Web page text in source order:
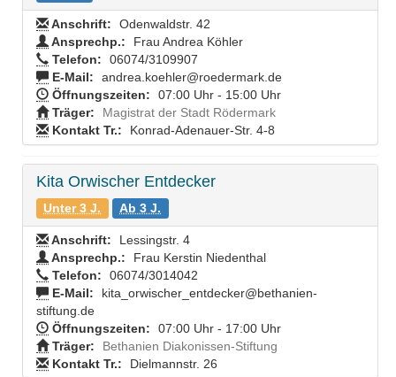
Anschrift:
Odenwaldstr. 42
Ansprechp.:
Frau Andrea Köhler
Telefon:
06074/3109907
E-Mail:
andrea.koehler@roedermark.de
Öffnungszeiten:
07:00 Uhr - 15:00 Uhr
Träger:
Magistrat der Stadt Rödermark
Kontakt Tr.:
Konrad-Adenauer-Str. 4-8
Kita Orwischer Entdecker
Unter 3 J. Ab 3 J.
Anschrift:
Lessingstr. 4
Ansprechp.:
Frau Kerstin Niedenthal
Telefon:
06074/3014042
E-Mail:
kita_orwischer_entdecker@bethanien-
stiftung.de
Öffnungszeiten:
07:00 Uhr - 17:00 Uhr
Träger:
Bethanien Diakonissen-Stiftung
Kontakt Tr.:
Dielmannstr. 26